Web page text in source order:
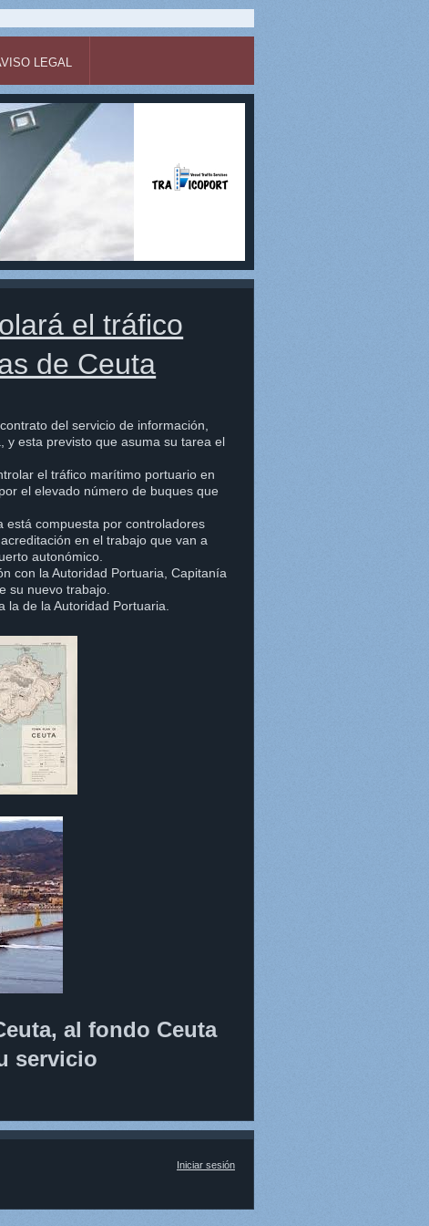
LEGAL
el tráfico
de Ceuta
del servicio de información,
y esta previsto que asuma su tarea el
el tráfico marítimo portuario en
el elevado número de buques que
está compuesta por controladores
en el trabajo que van a
autonómico.
con la Autoridad Portuaria, Capitanía
su nuevo trabajo.
de la Autoridad Portuaria.
al fondo Ceuta
servicio
Iniciar sesión